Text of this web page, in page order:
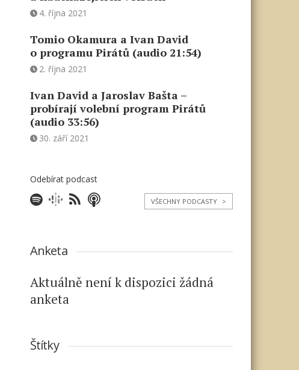
4. října 2021
Tomio Okamura a Ivan David
o programu Pirátů (audio 21:54)
2. října 2021
Ivan David a Jaroslav Bašta –
probírají volební program Pirátů
(audio 33:56)
30. září 2021
Odebírat podcast
VŠECHNY PODCASTY >
Anketa
Aktuálně není k dispozici žádná
anketa
Štítky